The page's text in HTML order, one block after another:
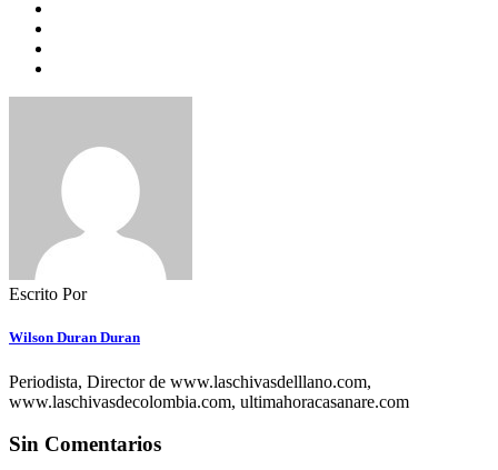
Escrito Por
Wilson Duran Duran
Periodista, Director de www.laschivasdelllano.com,
www.laschivasdecolombia.com, ultimahoracasanare.com
Sin Comentarios